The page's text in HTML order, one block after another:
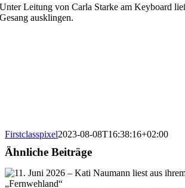
Unter Leitung von Carla Starke am Keyboard
Gesang ausklingen.
Firstclasspixel2023-08-08T16:38:16+02:00
Ähnliche Beiträge